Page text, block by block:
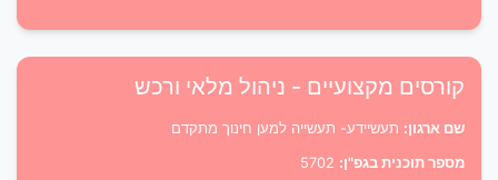
קורסים מקצועיים - ניהול מלאי ורכש
שם ארגון: תעשיידע- תעשייה למען חינוך מתקדם
מספר תוכנית בגפ"ן: